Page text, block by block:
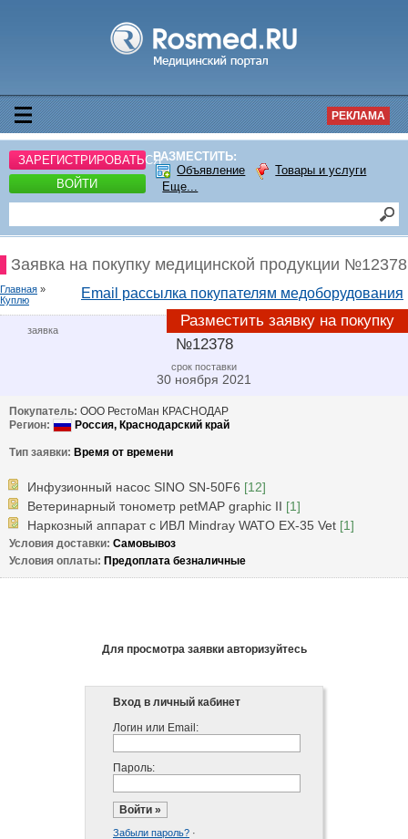
РЕКЛАМА
ЗАРЕГИСТРИРОВАТЬСЯ
ВОЙТИ
РАЗМЕСТИТЬ:
Объявление
Товары и услуги
Еще...
Заявка на покупку медицинской продукции №12378
Email рассылка покупателям медоборудования
Разместить заявку на покупку
Главная »
Куплю
заявка
№12378
срок поставки
30 ноября 2021
Покупатель: ООО РестоМан КРАСНОДАР
Регион:
Россия, Краснодарский край
Тип заявки: Время от времени
Инфузионный насос SINO SN-50F6 [12]
Ветеринарный тонометр petMAP graphic II [1]
Наркозный аппарат с ИВЛ Mindray WATO EX-35 Vet [1]
Условия доставки: Самовывоз
Условия оплаты: Предоплата безналичные
Для просмотра заявки авторизуйтесь
Вход в личный кабинет
Логин или Email:
Пароль:
Забыли пароль? ·